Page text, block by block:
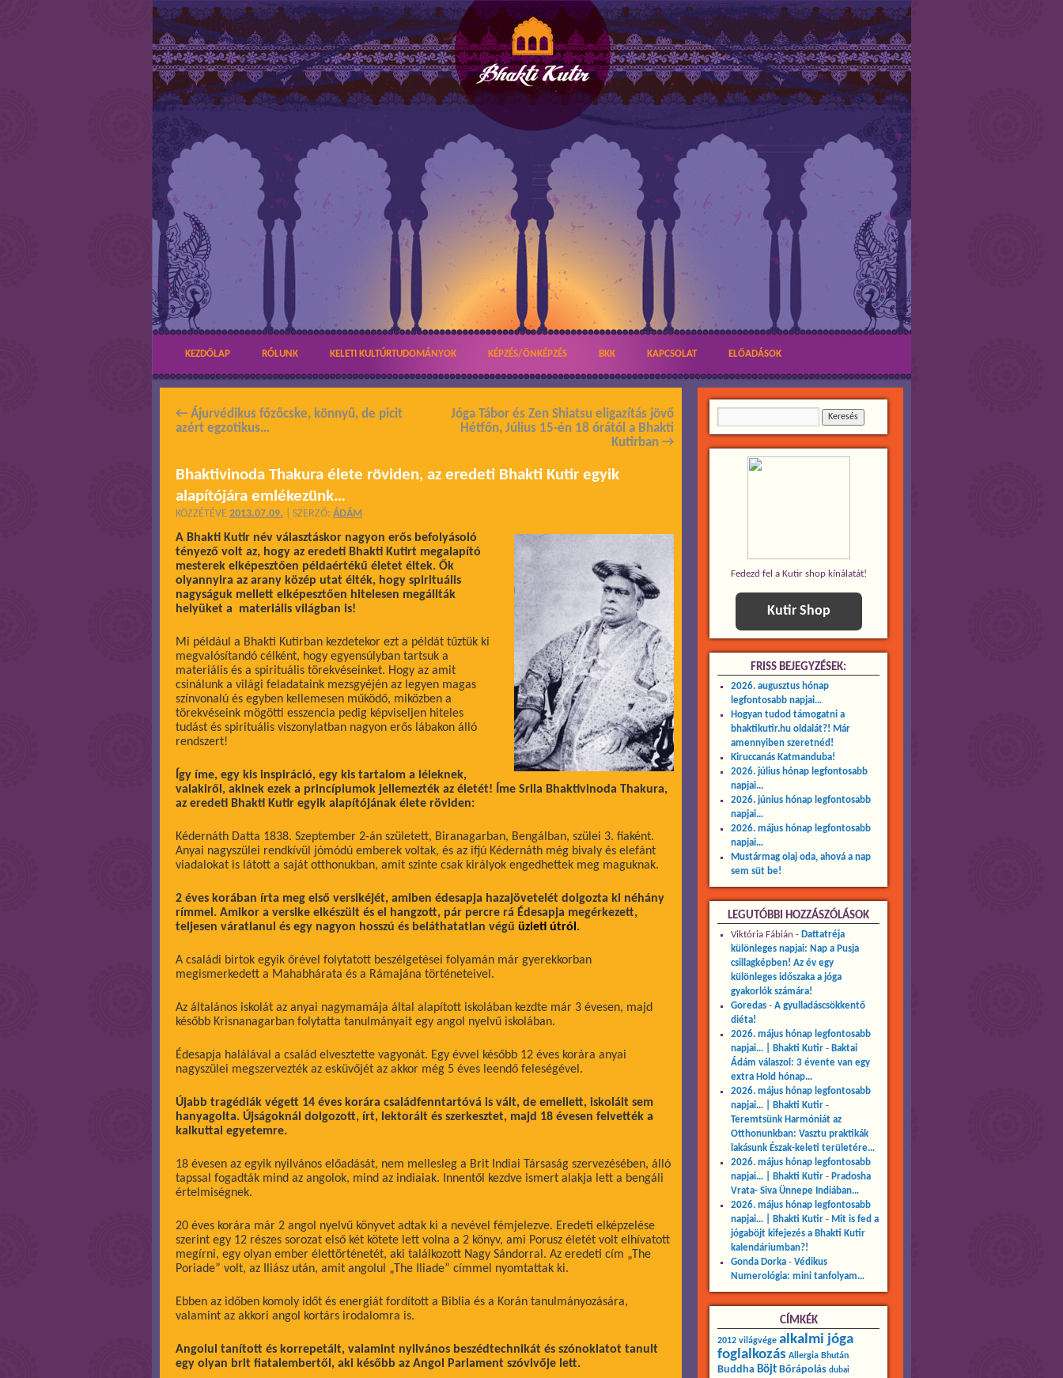
KEZDŐLAP RÓLUNK KELETI KULTÚRTUDOMÁNYOK KÉPZÉS/ÖNKÉPZÉS BKK KAPCSOLAT ELŐADÁSOK
← Ájurvédikus főzőcske, könnyű, de picit
azért egzotikus…
Jóga Tábor és Zen Shiatsu eligazítás jövő
Hétfőn, Július 15-én 18 órától a Bhakti
Kutirban →
Bhaktivinoda Thakura élete röviden, az eredeti Bhakti Kutir egyik
alapítójára emlékezünk…
KÖZZÉTÉVE 2013.07.09. SZERZŐ: ÁDÁM
A Bhakti Kutir név választáskor nagyon erős befolyásoló
tényező volt az, hogy az eredeti Bhakti Kutirt megalapító
mesterek elképesztően példaértékű életet éltek. Ők
olyannyira az arany közép utat élték, hogy spirituális
nagyságuk mellett elképesztően hitelesen megállták
helyüket a materiális világban is!
Mi például a Bhakti Kutirban kezdetekor ezt a példát tűztük ki
megvalósítandó célként, hogy egyensúlyban tartsuk a
materiális és a spirituális törekvéseinket. Hogy az amit
csinálunk a világi feladataink mezsgyéjén az legyen magas
színvonalú és egyben kellemesen működő, miközben a
törekvéseink mögötti esszencia pedig képviseljen hiteles
tudást és spirituális viszonylatban nagyon erős lábakon álló
rendszert!
Így íme, egy kis inspiráció, egy kis tartalom a léleknek,
valakiről, akinek ezek a princípiumok jellemezték az életét! Íme Srila Bhaktivinoda Thakura,
az eredeti Bhakti Kutir egyik alapítójának élete röviden:
Kédernáth Datta 1838. Szeptember 2-án született, Biranagarban, Bengálban, szülei 3. fiaként.
Anyai nagyszülei rendkívül jómódú emberek voltak, és az ifjú Kédernáth még bivaly és elefánt
viadalokat is látott a saját otthonukban, amit szinte csak királyok engedhettek meg maguknak.
2 éves korában írta meg első versikéjét, amiben édesapja hazajövetelét dolgozta ki néhány
rímmel. Amikor a versike elkészült és el hangzott, pár percre rá Édesapja megérkezett,
teljesen váratlanul és egy nagyon hosszú és beláthatatlan végű üzleti útról .
A családi birtok egyik őrével folytatott beszélgetései folyamán már gyerekkorban
megismerkedett a Mahabhárata és a Rámajána történeteivel.
Az általános iskolát az anyai nagymamája által alapított iskolában kezdte már 3 évesen, majd
később Krisnanagarban folytatta tanulmányait egy angol nyelvű iskolában.
Édesapja halálával a család elvesztette vagyonát. Egy évvel később 12 éves korára anyai
nagyszülei megszervezték az esküvőjét az akkor még 5 éves leendő feleségével.
Újabb tragédiák végett 14 éves korára családfenntartóvá is vált, de emellett, iskoláit sem
hanyagolta. Újságoknál dolgozott, írt, lektorált és szerkesztet, majd 18 évesen felvették a
kalkuttai egyetemre.
18 évesen az egyik nyilvános előadását, nem mellesleg a Brit Indiai Társaság szervezésében, álló
tapssal fogadták mind az angolok, mind az indiaiak. Innentől kezdve ismert alakja lett a bengáli
értelmiségnek.
20 éves korára már 2 angol nyelvű könyvet adtak ki a nevével fémjelezve. Eredeti elképzelése
szerint egy 12 részes sorozat első két kötete lett volna a 2 könyv, ami Porusz életét volt elhívatott
megírni, egy olyan ember élettörténetét, aki találkozott Nagy Sándorral. Az eredeti cím „The
Poriade” volt, az Iliász után, amit angolul „The Iliade” címmel nyomtattak ki.
Ebben az időben komoly időt és energiát fordított a Biblia és a Korán tanulmányozására,
valamint az akkori angol kortárs irodalomra is.
Angolul tanított és korrepetált, valamint nyilvános beszédtechnikát és szónoklatot tanult
egy olyan brit fiatalembertől, aki később az Angol Parlament szóvivője lett.
Fedezd fel a Kutir shop kínálatát!
Kutir Shop
FRISS BEJEGYZÉSEK:
2026. augusztus hónap
legfontosabb napjai…
Hogyan tudod támogatni a
bhaktikutir.hu oldalát?! Már
amennyiben szeretnéd!
Kiruccanás Katmanduba!
2026. július hónap legfontosabb
napjai…
2026. június hónap legfontosabb
napjai…
2026. május hónap legfontosabb
napjai…
Mustármag olaj oda, ahová a nap
sem süt be!
LEGUTÓBBI HOZZÁSZÓLÁSOK
Viktória Fábián - Dattatréja
különleges napjai: Nap a Pusja
csillagképben! Az év egy
különleges időszaka a jóga
gyakorlók számára!
Goredas- A gyulladáscsökkentő
diéta!
2026. május hónap legfontosabb
napjai… | Bhakti Kutir- Baktai
Ádám válaszol: 3 évente van egy
extra Hold hónap…
2026. május hónap legfontosabb
napjai… | Bhakti Kutir-
Teremtsünk Harmóniát az
Otthonunkban: Vasztu praktikák
lakásunk Észak-keleti területére…
2026. május hónap legfontosabb
napjai… | Bhakti Kutir- Pradosha
Vrata- Siva Ünnepe Indiában…
2026. május hónap legfontosabb
napjai… | Bhakti Kutir- Mit is fed a
jógaböjt kifejezés a Bhakti Kutir
kalendáriumban?!
Gonda Dorka- Védikus
Numerológia: mini tanfolyam…
CÍMKÉK
2012 világvége alkalmi jóga
foglalkozás Allergia Bhután
Buddha Böjt Bőrápolás dubai